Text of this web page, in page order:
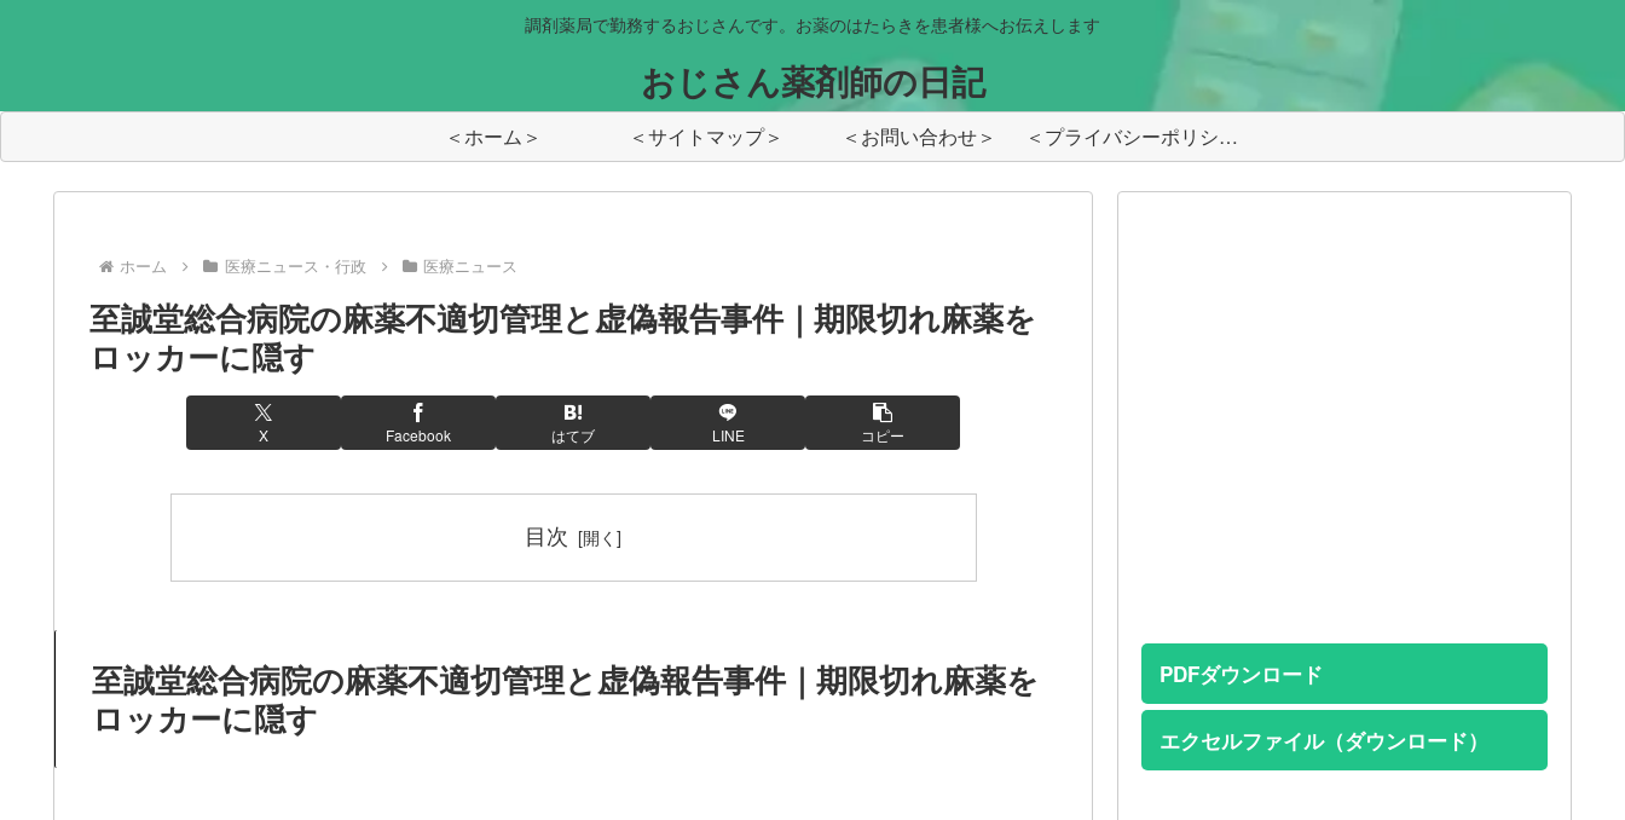
調剤薬局で勤務するおじさんです。お薬のはたらきを患者様へお伝えします
おじさん薬剤師の日記
＜ホーム＞ ＜サイトマップ＞ ＜お問い合わせ＞ ＜プライバシーポリシー＞
ホーム 医療ニュース・行政 医療ニュース
至誠堂総合病院の麻薬不適切管理と虚偽報告事件｜期限切れ麻薬を
ロッカーに隠す
X Facebook はてブ LINE コピー
目次
至誠堂総合病院の麻薬不適切管理と虚偽報告事件｜期限切れ麻薬を
ロッカーに隠す
PDFダウンロード
エクセルファイル（ダウンロード）